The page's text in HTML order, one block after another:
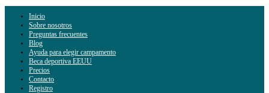
Inicio
Sobre nosotros
Preguntas frecuentes
Blog
Ayuda para elegir campamento
Beca deportiva EEUU
Precios
Contacto
Registro